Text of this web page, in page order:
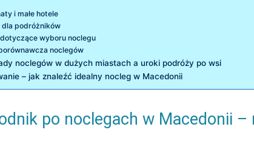
⁤i małe hotele
dla podróżników
‌wyboru ⁤noclegu
noclegów
noclegów w dużych miastach a uroki‌ podróży po wsi
– jak znaleźć idealny nocleg w⁢ Macedonii
po noclegach w Macedonii‍